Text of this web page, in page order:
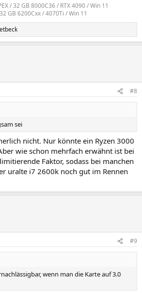
/ 32 GB 8000C36 / RTX 4090 / Win 11
GB 6200Cxx / 4070Ti / Win 11
#8
sei
nicht. Nur könnte ein Ryzen 3000
wie schon mehrfach erwähnt ist bei
Faktor, sodass bei manchen
uralte i7 2600k noch gut im Rennen
#9
wenn man die Karte auf 3.0